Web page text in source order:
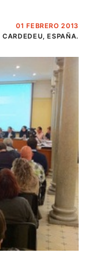
01 FEBRERO 2013
CARDEDEU, ESPAÑA.